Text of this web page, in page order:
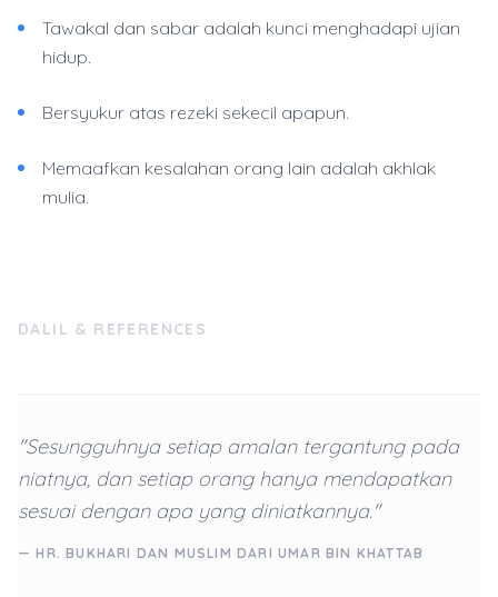
Tawakal dan sabar adalah kunci menghadapi ujian
hidup.
Bersyukur atas rezeki sekecil apapun.
Memaafkan kesalahan orang lain adalah akhlak
mulia.
DALIL & REFERENCES
"Sesungguhnya setiap amalan tergantung pada
niatnya, dan setiap orang hanya mendapatkan
sesuai dengan apa yang diniatkannya."
— HR. BUKHARI DAN MUSLIM DARI UMAR BIN KHATTAB